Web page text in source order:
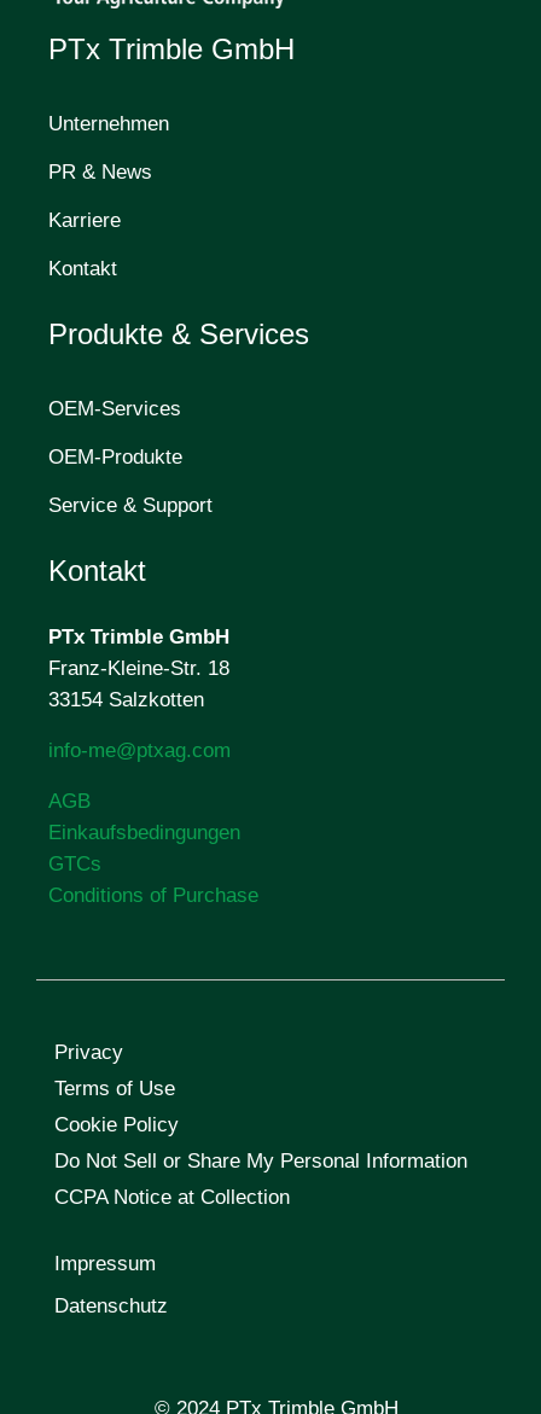
PTx Trimble GmbH
Unternehmen
PR & News
Karriere
Kontakt
Produkte & Services
OEM-Services
OEM-Produkte
Service & Support
Kontakt
PTx Trimble GmbH
Franz-Kleine-Str. 18
33154 Salzkotten
info-me@ptxag.com
AGB
Einkaufsbedingungen
GTCs
Conditions of Purchase
Privacy
Terms of Use
Cookie Policy
Do Not Sell or Share My Personal Information
CCPA Notice at Collection
Impressum
Datenschutz
© 2024 PTx Trimble GmbH